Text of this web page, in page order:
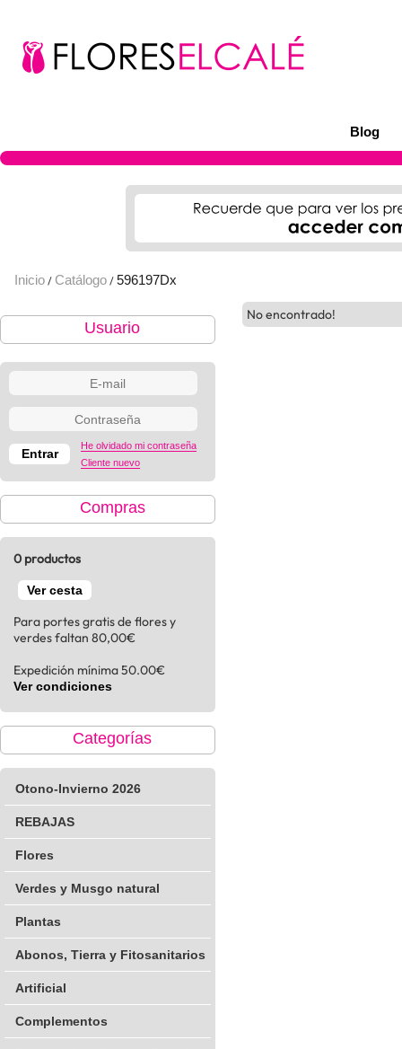
Blog
Inicio / Catálogo / 596197Dx
Usuario
He olvidado mi contraseña
Cliente nuevo
Compras
0 productos
Ver cesta
Para portes gratis de flores y
verdes faltan 80,00€
Expedición mínima 50.00€
Ver condiciones
Categorías
Otono-Invierno 2026
REBAJAS
Flores
Verdes y Musgo natural
Plantas
Abonos, Tierra y Fitosanitarios
Artificial
Complementos
No encontrado!